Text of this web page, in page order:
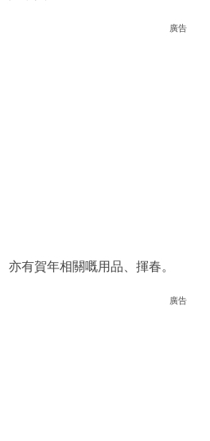
廣告
亦有賀年相關嘅用品、揮春。
廣告